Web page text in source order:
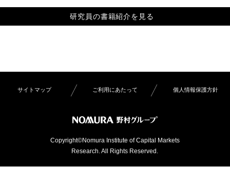
研究員の書籍紹介を見る
サイトマップ ご利用にあたって 個人情報保護方針
Copyright©Nomura Institute of Capital Markets
Research. All Rights Reserved.